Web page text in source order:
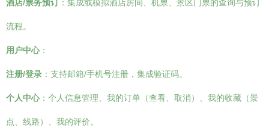
酒店/票务预订 ：集成或模拟酒店房间、机票、景区门票的查询与预订
流程。
用户中心：
注册/登录 ：支持邮箱/手机号注册，集成验证码。
个人中心：个人信息管理、我的订单（查看、取消）、我的收藏（景
点、线路）、我的评价。